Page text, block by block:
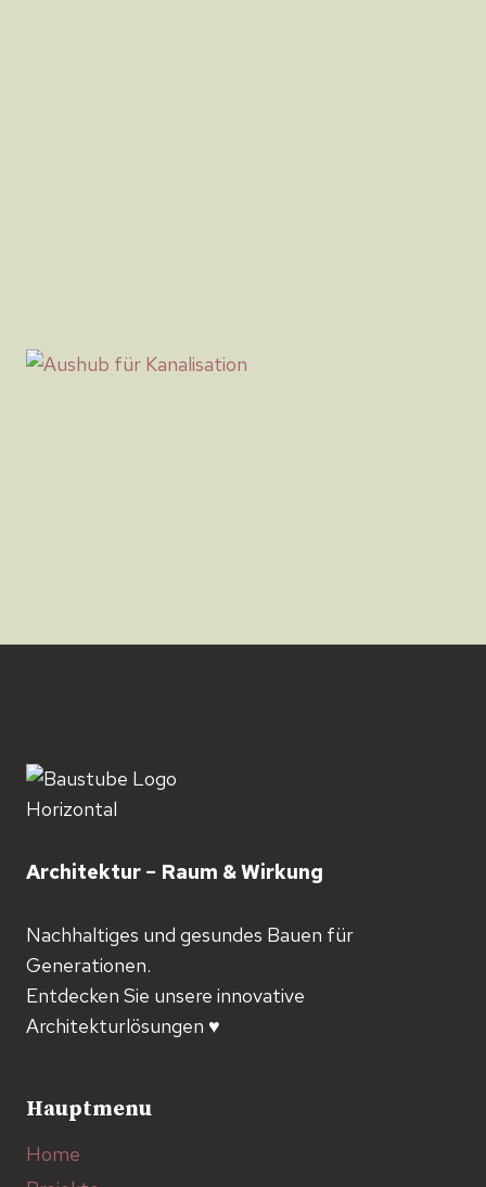
Architektur − Raum & Wirkung
Nachhaltiges und gesundes Bauen für
Generationen.
Entdecken Sie unsere innovative
Architekturlösungen ♥️
Hauptmenu
Home